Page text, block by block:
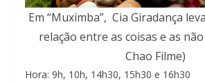
Em “Muximba”, Cia Giradança
relação entre as coisas e as
Chao Filme)
Hora: 9h, 10h, 14h30, 15h30 e 16h30